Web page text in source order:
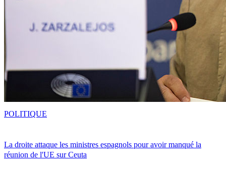
La droite attaque les ministres espagnols pour avoir manqué la
réunion de l'UE sur Ceuta
POLITIQUE